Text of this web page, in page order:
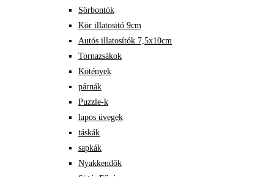
Sörbontók
Kör illatositó 9cm
Autós illatosítók 7,5x10cm
Tornazsákok
Kötények
párnák
Puzzle-k
lapos üvegek
táskák
sapkák
Nyakkendők